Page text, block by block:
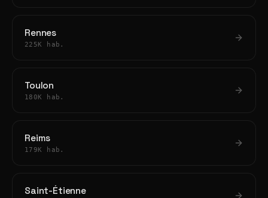
Rennes
225K hab.
Toulon
180K hab.
Reims
179K hab.
Saint-Étienne